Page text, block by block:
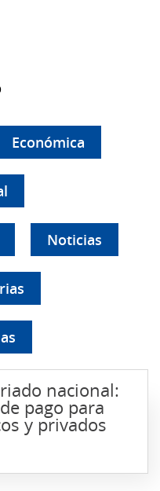
Económica
Noticias
nacional:
pago para
y privados